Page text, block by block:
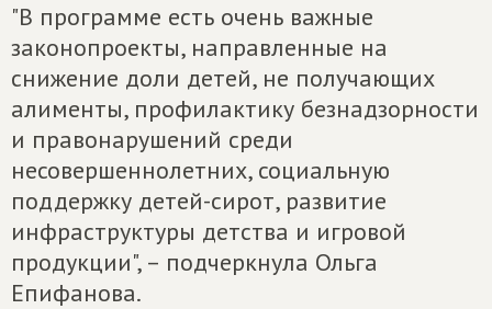
"В программе есть очень важные
законопроекты, направленные на
снижение доли детей, не получающих
алименты, профилактику безнадзорности
и правонарушений среди
несовершеннолетних, социальную
поддержку детей-сирот, развитие
инфраструктуры детства и игровой
продукции", – подчеркнула Ольга
Епифанова.